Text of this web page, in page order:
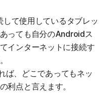
て使用しているタブレッ
っても自分のAndroidス
インターネットに接続す
ば、どこであってもネッ
利点と言えます。